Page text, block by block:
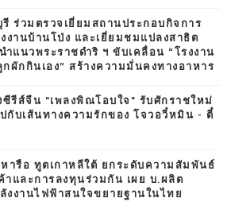
ร่วมตรวจเยี่ยมสถานประกอบกิจการ
งงานบ้านโป่ง และเยี่ยมชมแปลงสาธิต
ำแนวพระราชดำริ ฯ ขับเคลื่อน “โรงงาน
ผักกินเอง” สร้างความมั่นคงทางอาหาร
ซีรีส์จีน "เพลงพิณโอบใจ" รับศักราชใหม่
กับเส้นทางความรักของ โจวอวี๋หมิน - ตี๋
ารือ ทูตเกาหลีใต้ ยกระดับความสัมพันธ์
าและการลงทุนร่วมกัน เผย บ.ผลิต
งงานไฟฟ้าสนใจขยายฐานในไทย